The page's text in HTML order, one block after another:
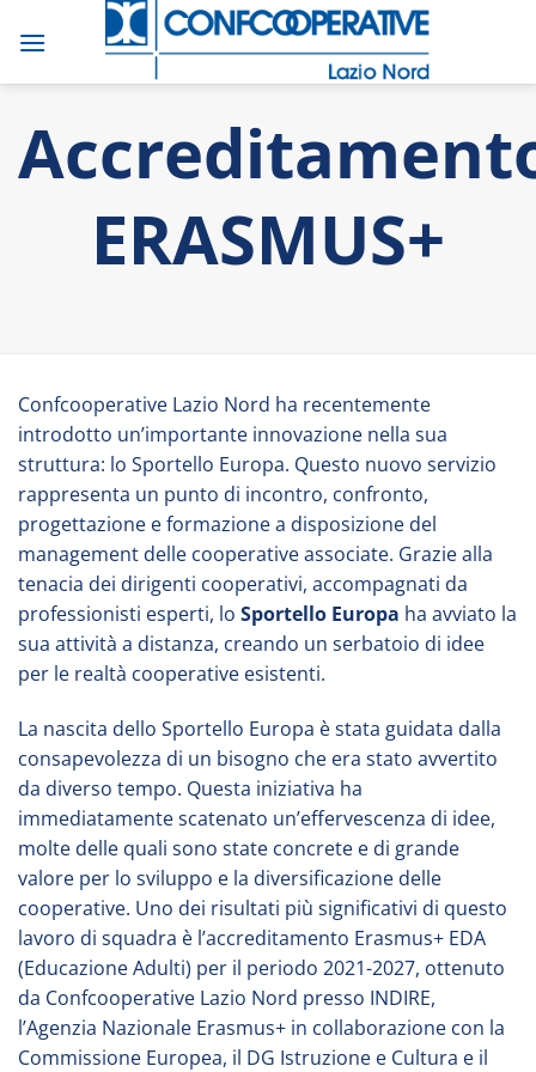
ERASMUS+
Confcooperative Lazio Nord ha recentemente
introdotto un’importante innovazione nella sua
struttura: lo Sportello Europa. Questo nuovo servizio
rappresenta un punto di incontro, confronto,
progettazione e formazione a disposizione del
management delle cooperative associate. Grazie alla
tenacia dei dirigenti cooperativi, accompagnati da
professionisti esperti, lo Sportello Europa ha avviato la
sua attività a distanza, creando un serbatoio di idee
per le realtà cooperative esistenti.
La nascita dello Sportello Europa è stata guidata dalla
consapevolezza di un bisogno che era stato avvertito
da diverso tempo. Questa iniziativa ha
immediatamente scatenato un’effervescenza di idee,
molte delle quali sono state concrete e di grande
valore per lo sviluppo e la diversificazione delle
cooperative. Uno dei risultati più significativi di questo
lavoro di squadra è l’accreditamento Erasmus+ EDA
(Educazione Adulti) per il periodo 2021-2027, ottenuto
da Confcooperative Lazio Nord presso INDIRE,
l’Agenzia Nazionale Erasmus+ in collaborazione con la
Commissione Europea, il DG Istruzione e Cultura e il